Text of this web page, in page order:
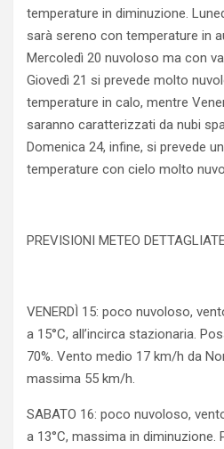
temperature in diminuzione.
sarà sereno con temperature in
Mercoledì 20 nuvoloso ma con
Giovedì 21 si prevede molto
temperature in calo, mentre
saranno caratterizzati da nubi
Domenica 24, infine, si prevede
temperature con cielo molto
PREVISIONI METEO
VENERDÌ 15: poco nuvoloso,
a 15°C, all’incirca stazionaria.
70%. Vento medio 17 km/h da
massima 55 km/h.
SABATO 16: poco nuvoloso,
a 13°C, massima in diminuzione.